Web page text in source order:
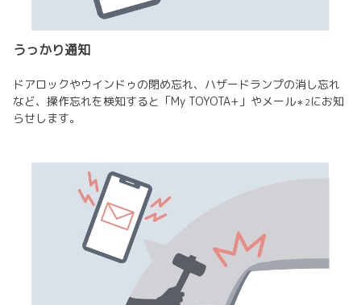
うっかり通知
ドアロックやウインドゥの閉め忘れ、ハザードランプの消し忘れ
など、操作忘れを検知すると「My TOYOTA+」やメール＊2にお知
らせします。